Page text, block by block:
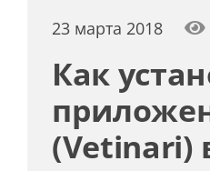
23 марта 2018
Как
(Vetinari)